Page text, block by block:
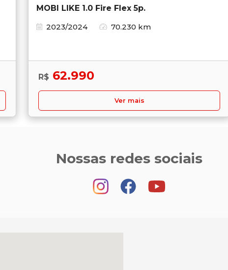
MOBI LIKE 1.0 Fire Flex 5p.
2023/2024
70.230 km
R$ 62.990
Ver mais
Nossas redes sociais